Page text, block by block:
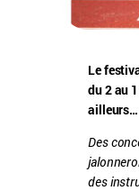
Le
du 2 au
ailleurs…
Des
des